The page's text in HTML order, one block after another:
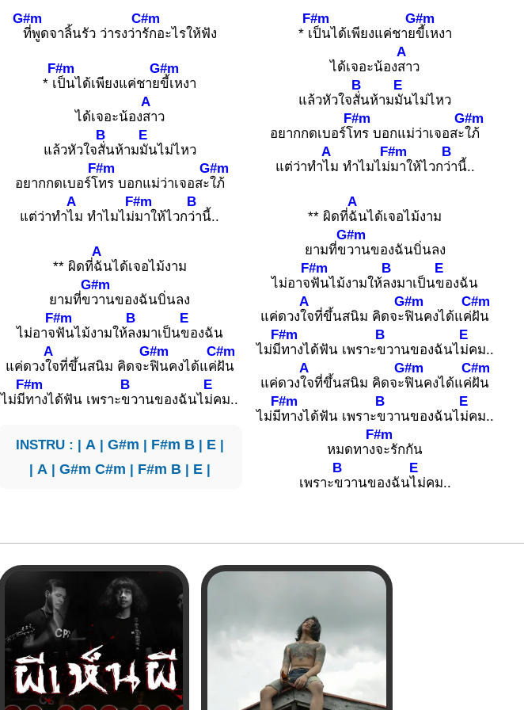
G#m
ที่พูดจาลิ้นรัว ว่ารงว่า
C#m
รักอะไรให้ฟัง
* เ
F#m
ป็นได้เพียงแค่ชาย
G#m
ขี้เหงา
ได้เจอะน้อง
A
สาว
แล้วหัวใจ
B
สั่นห้าม
E
มันไม่ไหว
อยากกดเบอร์โ
F#m
ทร บอกแม่ว่าเจอสะ
G#m
ใภ้
แต่ว่าทำ
A
ไม ทำไมไม่
F#m
มาให้ไวก
B
ว่านี้..
** ผิดที่
A
ฉันได้เจอไม้งาม
ยามที่ข
G#m
วานของฉันบิ่นลง
ไม่อาจ
F#m
ฟันไม้งามให้
B
ลงมาเป็น
E
ของฉัน
แค่ดวง
A
ใจที่ขึ้นสนิม คิดจะ
G#m
ฟินคงได้แค่
C#m
ฝัน
ไม่มี
F#m
ทางได้ฟัน เพราะ
B
ขวานของฉันไ
E
ม่คม..
INSTRU : | A | G#m | F#m B| E|
| A | G#m C#m | F#m B| E|
* เ
F#m
ป็นได้เพียงแค่ชาย
G#m
ขี้เหงา
ได้เจอะน้อง
A
สาว
แล้วหัวใจ
B
สั่นห้าม
E
มันไม่ไหว
อยากกดเบอร์โ
F#m
ทร บอกแม่ว่าเจอสะ
G#m
ใภ้
แต่ว่าทำ
A
ไม ทำไมไม่
F#m
มาให้ไวก
B
ว่านี้..
** ผิดที่
A
ฉันได้เจอไม้งาม
ยามที่ข
G#m
วานของฉันบิ่นลง
ไม่อาจ
F#m
ฟันไม้งามให้
B
ลงมาเป็น
E
ของฉัน
แค่ดวง
A
ใจที่ขึ้นสนิม คิดจะ
G#m
ฟินคงได้แค่
C#m
ฝัน
ไม่มี
F#m
ทางได้ฟัน เพราะ
B
ขวานของฉันไ
E
ม่คม..
แค่ดวง
A
ใจที่ขึ้นสนิม คิดจะ
G#m
ฟินคงได้แค่
C#m
ฝัน
ไม่มี
F#m
ทางได้ฟัน เพราะ
B
ขวานของฉันไ
E
ม่คม..
หมดทาง
F#m
จะรักกัน
เพราะ
B
ขวานของฉัน
E
ไม่คม..